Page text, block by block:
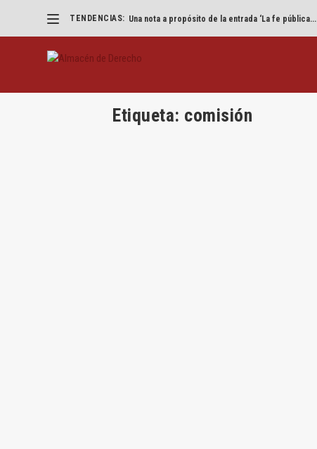
TENDENCIAS: «Eliminad los VTC pero que parezca un accidente»
Etiqueta: comisión